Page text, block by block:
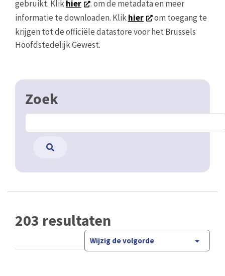
gebruikt. Klikhier
. om de metadata en meer
informatie te downloaden. Klikhier
om toegang te
krijgen tot de officiële datastore voor het Brussels
Hoofdstedelijk Gewest.
Zoek
203 resultaten
Wijzig de volgorde